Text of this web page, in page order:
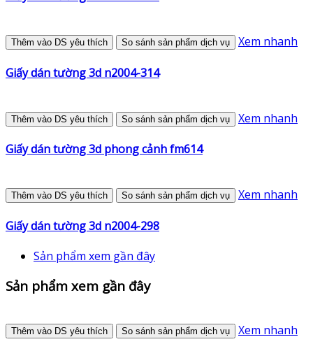
Thêm vào DS yêu thích So sánh sản phẩm dịch vụ Xem nhanh
Giấy dán tường 3d n2004-314
Thêm vào DS yêu thích So sánh sản phẩm dịch vụ Xem nhanh
Giấy dán tường 3d phong cảnh fm614
Thêm vào DS yêu thích So sánh sản phẩm dịch vụ Xem nhanh
Giấy dán tường 3d n2004-298
Sản phẩm xem gần đây
Sản phẩm xem gần đây
Thêm vào DS yêu thích So sánh sản phẩm dịch vụ Xem nhanh